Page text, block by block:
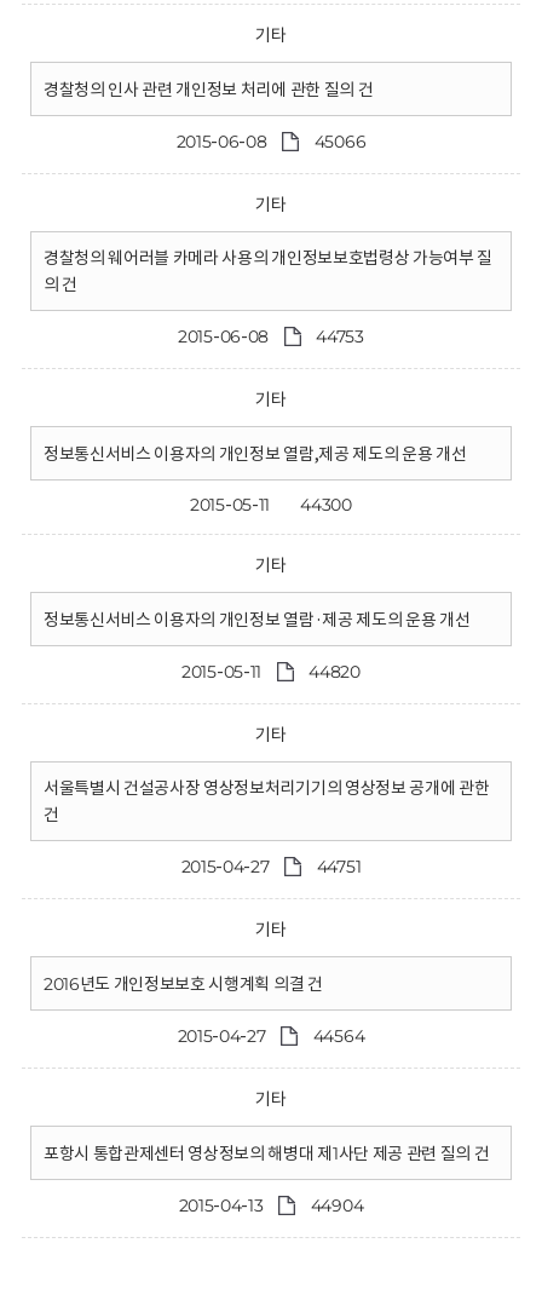
기타
경찰청의 인사 관련 개인정보 처리에 관한 질의 건
2015-06-08 45066
기타
경찰청의 웨어러블 카메라 사용의 개인정보보호법령상 가능여부 질
의 건
2015-06-08 44753
기타
정보통신서비스 이용자의 개인정보 열람,제공 제도의 운용 개선
2015-05-11 44300
기타
정보통신서비스 이용자의 개인정보 열람·제공 제도의 운용 개선
2015-05-11 44820
기타
서울특별시 건설공사장 영상정보처리기기의 영상정보 공개에 관한
건
2015-04-27 44751
기타
2016년도 개인정보보호 시행계획 의결 건
2015-04-27 44564
기타
포항시 통합관제센터 영상정보의 해병대 제1사단 제공 관련 질의 건
2015-04-13 44904